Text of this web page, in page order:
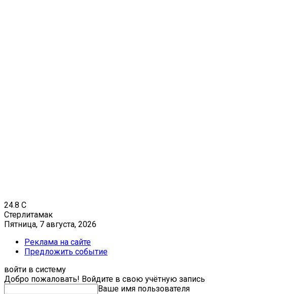
24.8 C
Стерлитамак
Пятница, 7 августа, 2026
Реклама на сайте
Предложить событие
войти в систему
Добро пожаловать! Войдите в свою учётную запись
Ваше имя пользователя